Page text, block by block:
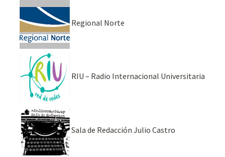
Regional Norte
RIU – Radio Internacional Universitaria
Sala de Redacción Julio Castro